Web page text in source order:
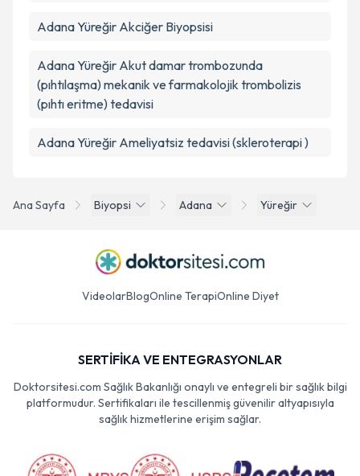
Ana Sayfa Biyopsi Adana Yüreğir
Adana Yüreğir Akciğer Biyopsisi
Adana Yüreğir Akut damar trombozunda
(pıhtılaşma) mekanik ve farmakolojik trombolizis
(pıhtı eritme) tedavisi
Adana Yüreğir Ameliyatsiz tedavisi (skleroterapi )
VideolarBlogOnline TerapiOnline Diyet
SERTİFİKA VE ENTEGRASYONLAR
Doktorsitesi.com Sağlık Bakanlığı onaylı ve entegreli bir sağlık bilgi
platformudur. Sertifikaları ile tescillenmiş güvenilir altyapısıyla
sağlık hizmetlerine erişim sağlar.